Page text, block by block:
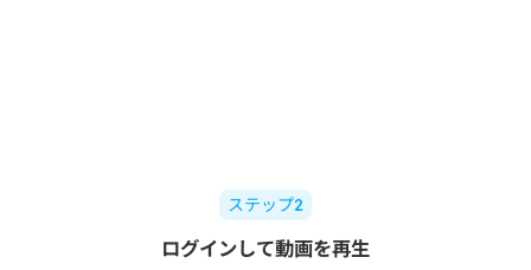
ステップ2
ログインして動画を再生